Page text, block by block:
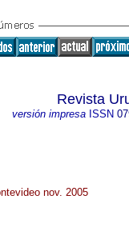
Revista
versión impresaISSN
nov. 2005